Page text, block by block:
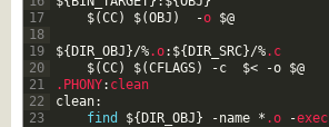
17
18
19
20
21
22
23
$(CC) $(OBJ ) -o $@
${ DIR_OBJ }/%.o: ${ DIR_SRC}/%.c
$(CC) $(CFLAGS) -c $< -o $@
.PHONY: clean
clean:
find
${ DIR_OBJ } -name * .o -exec